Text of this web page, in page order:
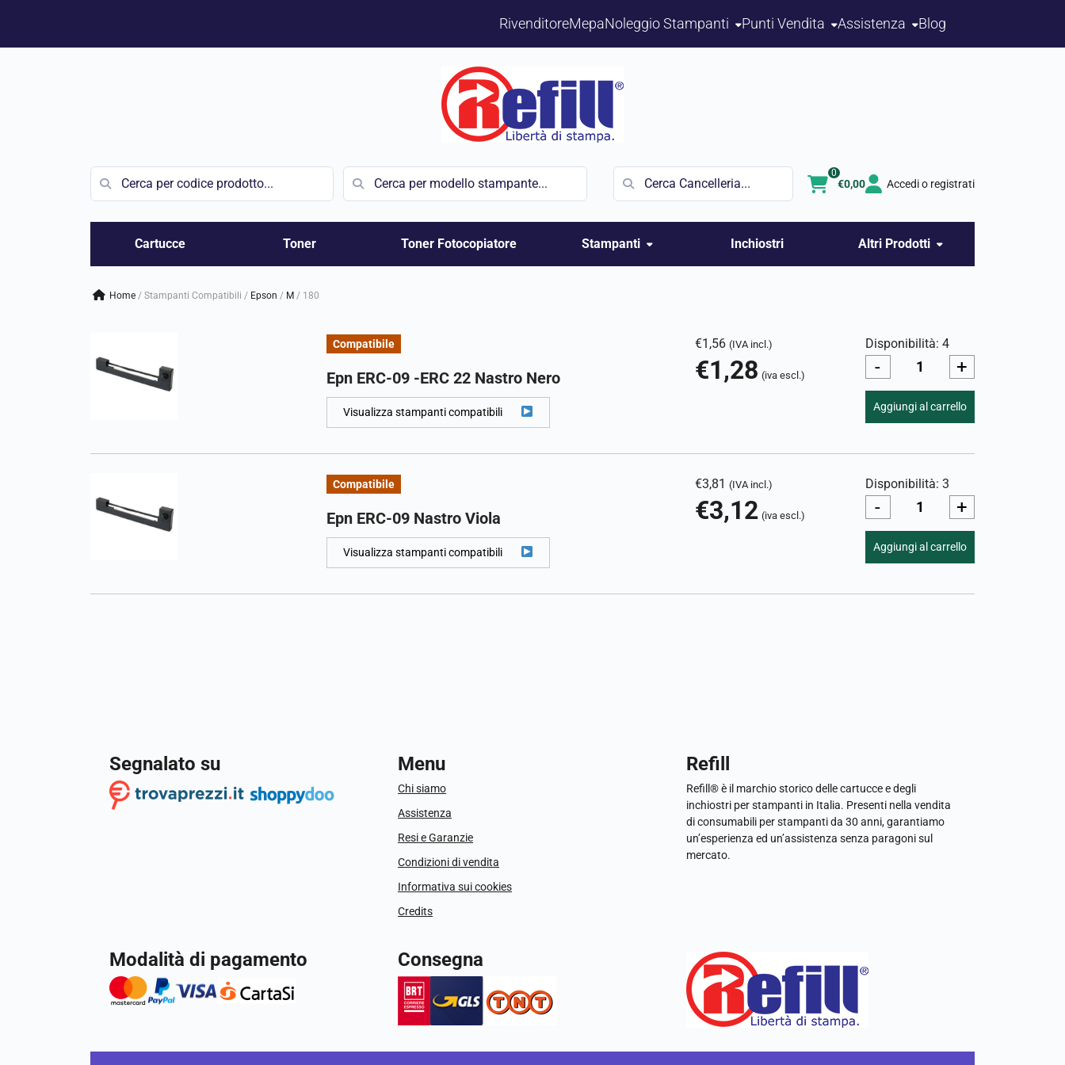
RivenditoreMepaNoleggio Stampanti Punti Vendita Assistenza Blog
Vai
€0,00
0
Accedi o registrati
Cartucce Toner Toner Fotocopiatore Stampanti Inchiostri Altri Prodotti
Home / Stampanti Compatibili / epson / m / 180
Compatibile
Epn ERC-09 -ERC 22 Nastro Nero
Visualizza stampanti compatibili
€1,56 (IVA incl.)
€1,28 (iva escl.)
Disponibilità: 4
- +
Aggiungi al carrello
Compatibile
Epn ERC-09 Nastro Viola
Visualizza stampanti compatibili
€3,81 (IVA incl.)
€3,12 (iva escl.)
Disponibilità: 3
- +
Aggiungi al carrello
Segnalato su Menu
Chi siamo
Assistenza
Resi e Garanzie
Condizioni di vendita
Informativa sui cookies
Credits
Refill
Refill® è il marchio storico delle cartucce e degli
inchiostri per stampanti in Italia. Presenti nella vendita
di consumabili per stampanti da 30 anni, garantiamo
un’esperienza ed un’assistenza senza paragoni sul
mercato.
Modalità di pagamento Consegna